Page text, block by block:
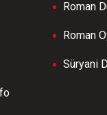
Roman
Roman
Süryani